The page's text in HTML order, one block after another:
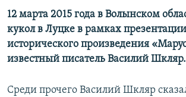
12 марта 2015 года в Волынском
кукол в Луцке в рамках презентации
исторического произведения
известный писатель Василий Шкляр.
Среди прочего Василий Шкляр